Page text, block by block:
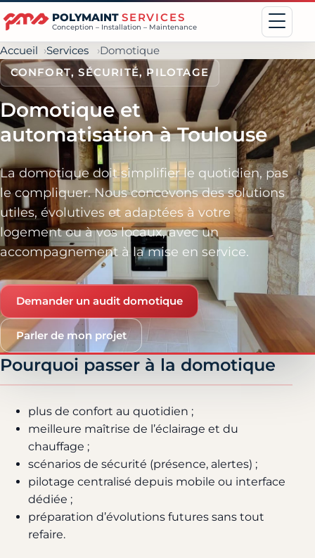
POLYMAINT SERVICES
Conception – Installation – Maintenance
Accueil Services
Domotique
CONFORT, SÉCURITÉ, PILOTAGE
Domotique et
automatisation à Toulouse
La domotique doit simplifier le quotidien, pas
le compliquer. Nous concevons des solutions
utiles, évolutives et adaptées à votre
logement ou à vos locaux, avec un
accompagnement à la mise en service.
Demander un audit domotique
Parler de mon projet
Pourquoi passer à la domotique
plus de confort au quotidien ;
meilleure maîtrise de l’éclairage et du
chauffage ;
scénarios de sécurité (présence, alertes) ;
pilotage centralisé depuis mobile ou interface
dédiée ;
préparation d’évolutions futures sans tout
refaire.